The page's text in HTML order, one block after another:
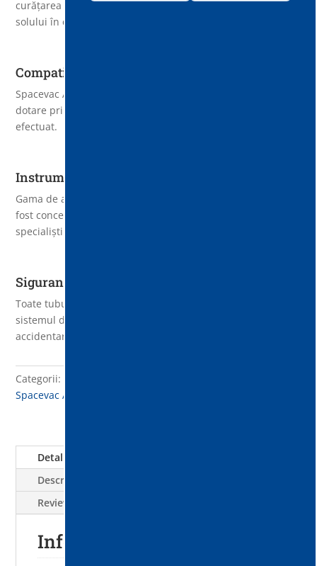
curățarea zonelor înalte, de până la 3,75m de la nivelul
solului în condiții de siguranță.
Compatibilitate cu aspiratoarele din dotare
Spacevac ATEX lite se poate conecta la orice aspirator din
dotare printr-un manson, operațiune foarte simplu de
efectuat.
Instrumente versatile
Gama de accesorii (perii și coturi de diferite unghiuri) au
fost concepute pentru a oferi o multitudine de opțiuni
specialiștilor în curățenie.
Siguranță înainte de toate
Toate tuburile și accesoriile sunt fixate și asigurate prin
sistemul de blocare de siguranță care elimina orice risc de
accidentare a operatorilor în timpul utilizării.
Categorii:
Spacevac Atex
Detalii tehnice
Descriere
Reviews (0)
Informații suplimentare